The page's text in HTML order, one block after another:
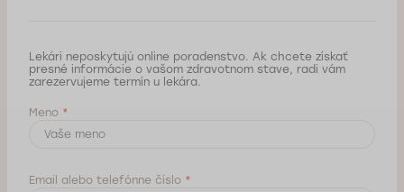
Lekári neposkytujú online poradenstvo. Ak chcete získať
presné informácie o vašom zdravotnom stave, radi vám
zarezervujeme termín u lekára.
Meno *
Email alebo telefónne číslo *